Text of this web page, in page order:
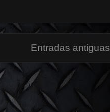
Entradas antiguas